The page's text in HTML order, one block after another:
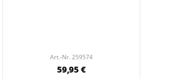
Art.-Nr. 259574
59,95 €